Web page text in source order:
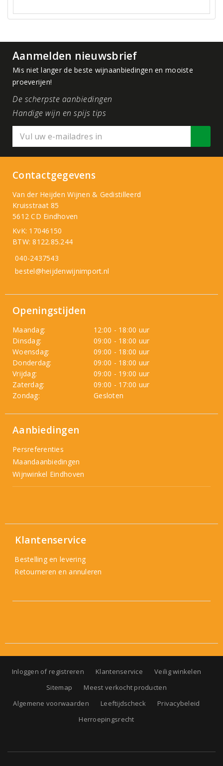
Aanmelden nieuwsbrief
Mis niet langer de beste wijnaanbiedingen en mooiste
proeverijen!
De scherpste aanbiedingen
Handige wijn en spijs tips
Contactgegevens
Van der Heijden Wijnen & Gedistilleerd
Kruisstraat 85
5612 CD Eindhoven
KvK: 17046150
BTW: 8122.85.244
040-2437543
bestel@heijdenwijnimport.nl
Openingstijden
Maandag:
12:00 - 18:00 uur
Dinsdag:
09:00 - 18:00 uur
Woensdag:
09:00 - 18:00 uur
Donderdag:
09:00 - 18:00 uur
Vrijdag:
09:00 - 19:00 uur
Zaterdag:
09:00 - 17:00 uur
Zondag:
Gesloten
Aanbiedingen
Persreferenties
Maandaanbiedingen
Wijnwinkel Eindhoven
Klantenservice
Bestelling en levering
Retourneren en annuleren
Inloggen of registreren Klantenservice
Veilig winkelen
Sitemap
Meest verkocht producten
Algemene voorwaarden
Leeftijdscheck
Privacybeleid
Herroepingsrecht